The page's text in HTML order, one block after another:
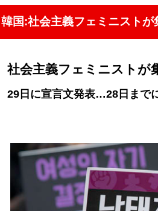
韓国:社会主義フェミニスト
社会主義フェミニストが
29日に宣言文発表…28日まで